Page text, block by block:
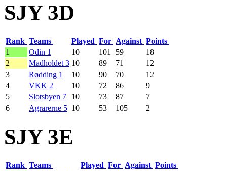
SJY 3D
Rank Teams Played For Against Points
1
Odin 1 10 101 59
18
2
Madholdet 3 10 89 71
12
3
Rødding 1 10 90 70
12
4
VKK 2 10 72 86
9
5
Slotsbyen 7 10 73 87
7
6
Agrarerne 5 10 53 105 2
SJY 3E
Rank Teams Played For Against Points